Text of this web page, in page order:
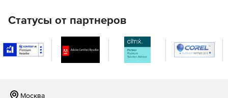
Статусы от партнеров
Москва